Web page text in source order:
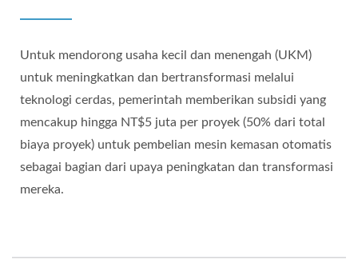
Untuk mendorong usaha kecil dan menengah (UKM)
untuk meningkatkan dan bertransformasi melalui
teknologi cerdas, pemerintah memberikan subsidi yang
mencakup hingga NT$5 juta per proyek (50% dari total
biaya proyek) untuk pembelian mesin kemasan otomatis
sebagai bagian dari upaya peningkatan dan transformasi
mereka.